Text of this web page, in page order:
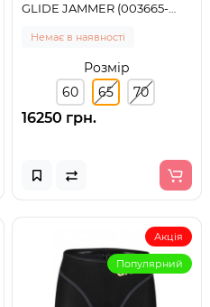
GLIDE JAMMER (003665-
Немає в наявності
Розмір
60
65 70
16250 грн.
Акція
Популярний